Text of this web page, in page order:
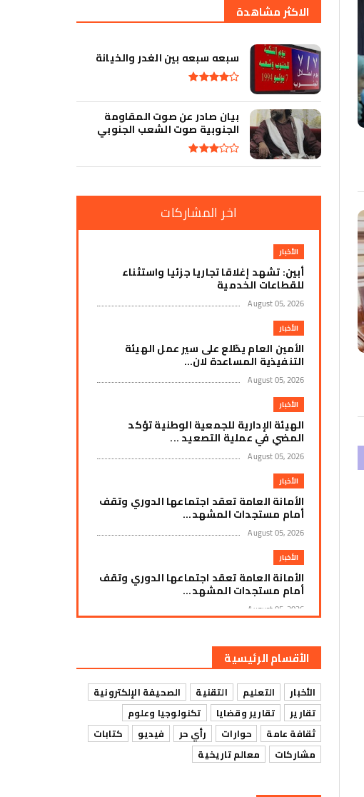
الاكثر مشاهدة
سبعه سبعه بين الغدر والخيانة
بيان صادر عن صوت المقاومة
الجنوبية صوت الشعب الجنوبي
اخر المشاركات
الأخبار
​أبين: تشهد إغلاقا تجاريا جزئيا واستثناء
للقطاعات الخدمية
August 05, 2026
الأخبار
الأمين العام يطّلع على سير عمل الهيئة
التنفيذية المساعدة لان...
August 05, 2026
الأخبار
الهيئة الإدارية للجمعية الوطنية تؤكد
المضي في عملية التصعيد ...
August 05, 2026
الأخبار
الأمانة العامة تعقد اجتماعها الدوري وتقف
أمام مستجدات المشهد...
August 05, 2026
الأخبار
الأمانة العامة تعقد اجتماعها الدوري وتقف
أمام مستجدات المشهد...
August 05, 2026
أزمة وقود وغاز خانقة تضرب المهرة
August 05, 2026
الأخبار
لليوم الثاني على التوالي.. الإضراب الجزئي
يتواصل بنجاح واسع ...
August 05, 2026
الأقسام الرئيسية
الأخبار التعليم التقنية
الصحيفة الإلكترونية
تقارير
تقارير وقضايا
تكنولوجيا وعلوم
ثقافة عامة
حوارات رأي حر فيديو
كتابات
مشاركات
معالم تاريخية